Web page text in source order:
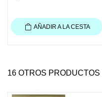
AÑADIR A LA CESTA
16 OTROS